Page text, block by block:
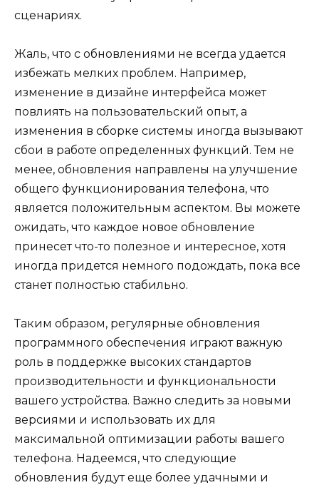
сценариях.
Жаль, что с обновлениями не всегда удается
избежать мелких проблем. Например,
изменение в дизайне интерфейса может
повлиять на пользовательский опыт, а
изменения в сборке системы иногда вызывают
сбои в работе определенных функций. Тем не
менее, обновления направлены на улучшение
общего функционирования телефона, что
является положительным аспектом. Вы можете
ожидать, что каждое новое обновление
принесет что-то полезное и интересное, хотя
иногда придется немного подождать, пока все
станет полностью стабильно.
Таким образом, регулярные обновления
программного обеспечения играют важную
роль в поддержке высоких стандартов
производительности и функциональности
вашего устройства. Важно следить за новыми
версиями и использовать их для
максимальной оптимизации работы вашего
телефона. Надеемся, что следующие
обновления будут еще более удачными и